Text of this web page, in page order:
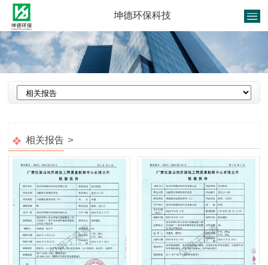
坤德环保科技
1/1
相关报告 >